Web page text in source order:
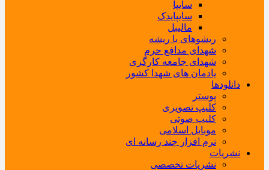
سایپا
سایپایدک
مالیبل
ریشوهای با ریشه
شهدای مدافع حرم
شهدای جامعه کارگری
یادمان های شهدا کشور
دانلودها
پوستر
کلیپ تصویری
کلیپ صوتی
موبایل اسلامی
نرم افزار چند رسانه ای
نشریات
نشریات تخصصی